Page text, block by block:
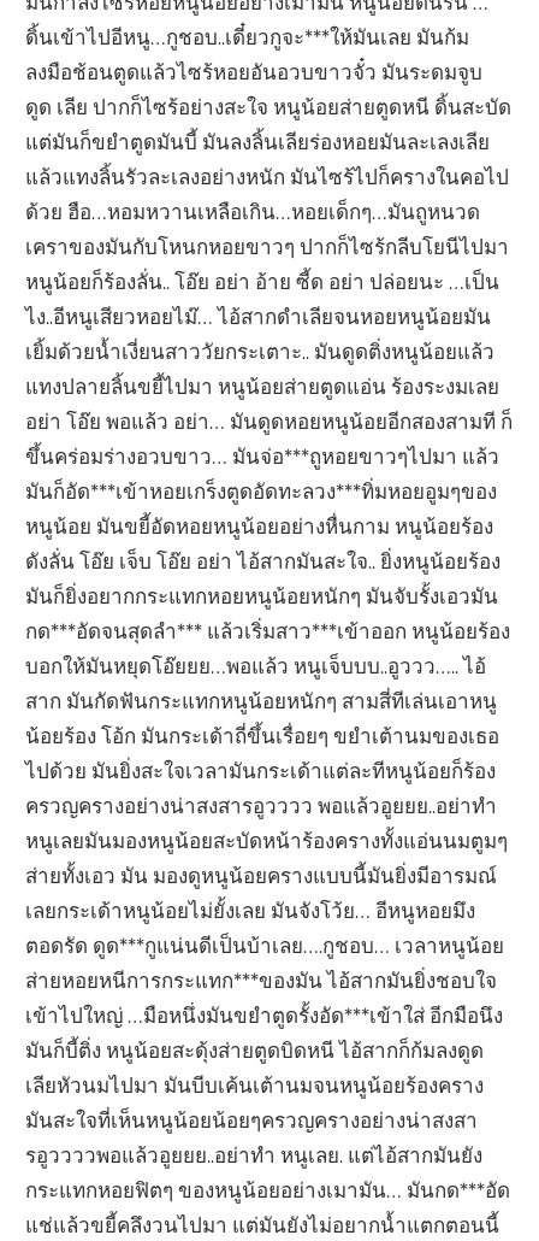
ดิ้นเข้าไปอีหนู…กูชอบ..เดี๋ยวกูจะ***ให้มันเลย มันก้ม
ลงมือช้อนตูดแล้วไซร้หอยอันอวบขาวจั๋ว มันระดมจูบ
ดูด เลีย ปากก็ไซร้อย่างสะใจ หนูน้อยส่ายตูดหนี ดิ้นสะบัด
แต่มันก็ขยำตูดมันบี้ มันลงลิ้นเลียร่องหอยมันละเลงเลีย
แล้วแทงลิ้นรัวละเลงอย่างหนัก มันไซร้ไปก็ครางในคอไป
ด้วย ฮือ…หอมหวานเหลือเกิน…หอยเด็กๆ…มันถูหนวด
เคราของมันกับโหนกหอยขาวๆ ปากก็ไซร้กลีบโยนีไปมา
หนูน้อยก็ร้องลั่น.. โอ๊ย อย่า อ้าย ซี้ด อย่า ปล่อยนะ …เป็น
ไง..อีหนูเสียวหอยไม๊… ไอ้สากดำเลียจนหอยหนูน้อยมัน
เยิ้มด้วยน้ำเงี่ยนสาววัยกระเตาะ.. มันดูดติ่งหนูน้อยแล้ว
แทงปลายลิ้นขยี้ไปมา หนูน้อยส่ายตูดแอ่น ร้องระงมเลย
อย่า โอ๊ย พอแล้ว อย่า… มันดูดหอยหนูน้อยอีกสองสามที ก็
ขึ้นคร่อมร่างอวบขาว… มันจ่อ***ถูหอยขาวๆไปมา แล้ว
มันก็อัด***เข้าหอยเกร็งตูดอัดทะลวง***ทิ่มหอยอูมๆของ
หนูน้อย มันขยี้อัดหอยหนูน้อยอย่างหื่นกาม หนูน้อยร้อง
ดังลั่น โอ๊ย เจ็บ โอ๊ย อย่า ไอ้สากมันสะใจ.. ยิ่งหนูน้อยร้อง
มันก็ยิ่งอยากกระแทกหอยหนูน้อยหนักๆ มันจับรั้งเอวมัน
กด***อัดจนสุดลำ*** แล้วเริ่มสาว***เข้าออก หนูน้อยร้อง
บอกให้มันหยุดโอ๊ยยย…พอแล้ว หนูเจ็บบบ..อูววว….. ไอ้
สาก มันกัดฟันกระแทกหนูน้อยหนักๆ สามสี่ทีเล่นเอาหนู
น้อยร้อง โอ้ก มันกระเด้าถี่ขึ้นเรื่อยๆ ขยำเต้านมของเธอ
ไปด้วย มันยิ่งสะใจเวลามันกระเด้าแต่ละทีหนูน้อยก็ร้อง
ครวญครางอย่างน่าสงสารอูวววว พอแล้วอูยยย..อย่าทำ
หนูเลยมันมองหนูน้อยสะบัดหน้าร้องครางทั้งแอ่นนมตูมๆ
ส่ายทั้งเอว มัน มองดูหนูน้อยครางแบบนี้มันยิ่งมีอารมณ์
เลยกระเด้าหนูน้อยไม่ยั้งเลย มันจังโว้ย… อีหนูหอยมึง
ตอดรัด ดูด***กูแน่นดีเป็นบ้าเลย….กูชอบ… เวลาหนูน้อย
ส่ายหอยหนีการกระแทก***ของมัน ไอ้สากมันยิ่งชอบใจ
เข้าไปใหญ่ …มือหนึ่งมันขยำตูดรั้งอัด***เข้าใส่ อีกมือนึง
มันก็บี้ติ่ง หนูน้อยสะดุ้งส่ายตูดบิดหนี ไอ้สากก็ก้มลงดูด
เลียหัวนมไปมา มันบีบเค้นเต้านมจนหนูน้อยร้องคราง
มันสะใจที่เห็นหนูน้อยน้อยๆครวญครางอย่างน่าสงสา
รอูววววพอแล้วอูยยย..อย่าทำ หนูเลย. แต่ไอ้สากมันยัง
กระแทกหอยฟิตๆ ของหนูน้อยอย่างเมามัน… มันกด***อัด
แช่แล้วขยี้คลึงวนไปมา แต่มันยังไม่อยากน้ำแตกตอนนี้